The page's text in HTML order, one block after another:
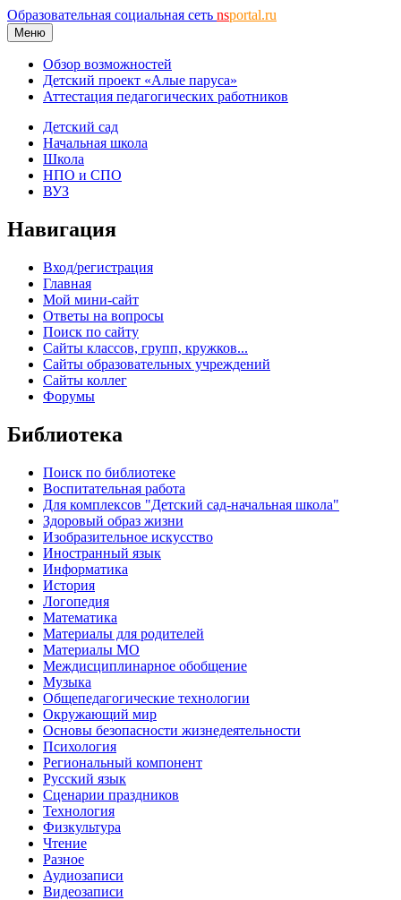
Образовательная социальная сеть nsportal.ru
Меню
Обзор возможностей
Детский проект «Алые паруса»
Аттестация педагогических работников
Детский сад
Начальная школа
Школа
НПО и СПО
ВУЗ
Навигация
Вход/регистрация
Главная
Мой мини-сайт
Ответы на вопросы
Поиск по сайту
Сайты классов, групп, кружков...
Сайты образовательных учреждений
Сайты коллег
Форумы
Библиотека
Поиск по библиотеке
Воспитательная работа
Для комплексов "Детский сад-начальная школа"
Здоровый образ жизни
Изобразительное искусство
Иностранный язык
Информатика
История
Логопедия
Математика
Материалы для родителей
Материалы МО
Междисциплинарное обобщение
Музыка
Общепедагогические технологии
Окружающий мир
Основы безопасности жизнедеятельности
Психология
Региональный компонент
Русский язык
Сценарии праздников
Технология
Физкультура
Чтение
Разное
Аудиозаписи
Видеозаписи